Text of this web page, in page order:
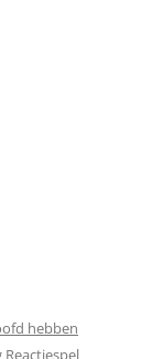
hebben
Reactiespel